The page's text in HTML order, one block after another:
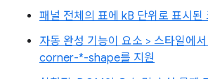
패널 전체의 표에 kB 단위로 표시된
자동 완성 기능이 요소 > 스타일에
corner-*-shape를 지원